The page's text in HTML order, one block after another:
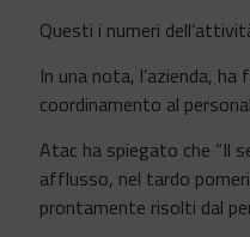
Questi i numeri
In una nota, l’azienda,
coordinamento al
Atac ha spiegato che “Il
afflusso, nel tardo
prontamente risolti dal